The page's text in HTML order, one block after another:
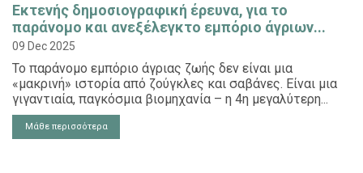
Eκτενής δημοσιογραφική έρευνα, για το
παράνομο και ανεξέλεγκτο εμπόριο άγριων...
09 Dec 2025
Το παράνομο εμπόριο άγριας ζωής δεν είναι μια
«μακρινή» ιστορία από ζούγκλες και σαβάνες. Είναι μια
γιγαντιαία, παγκόσμια βιομηχανία – η 4η μεγαλύτερη...
Μάθε περισσότερα